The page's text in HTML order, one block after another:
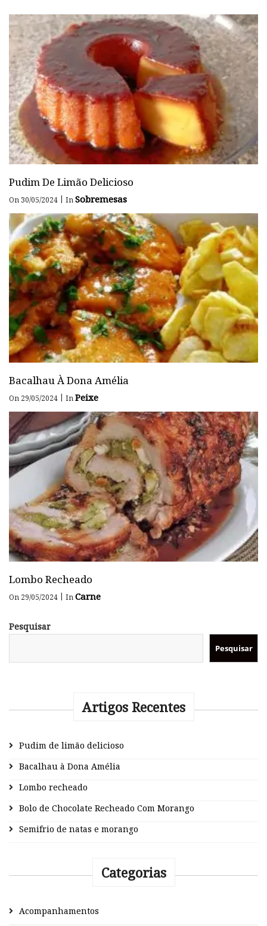
Pudim De Limão Delicioso
On 30/05/2024 | InSobremesas
Bacalhau À Dona Amélia
On 29/05/2024 | InPeixe
Lombo Recheado
On 29/05/2024 | InCarne
Pesquisar
Pesquisar
Artigos Recentes
Pudim de limão delicioso
Bacalhau à Dona Amélia
Lombo recheado
Bolo de Chocolate Recheado Com Morango
Semifrio de natas e morango
Categorias
Acompanhamentos